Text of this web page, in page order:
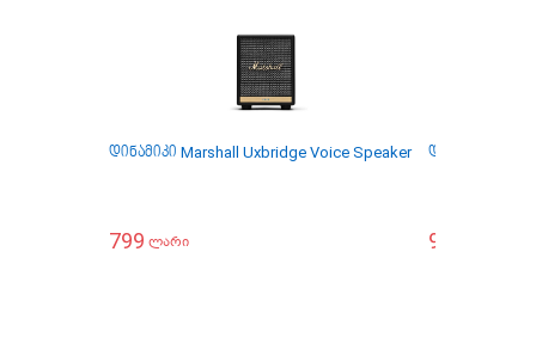
დინამიკი Marshall Uxbridge Voice Speaker
799 ლარი
დინამიკი
999